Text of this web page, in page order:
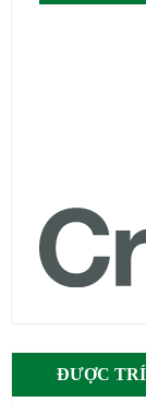
ĐƯỢC